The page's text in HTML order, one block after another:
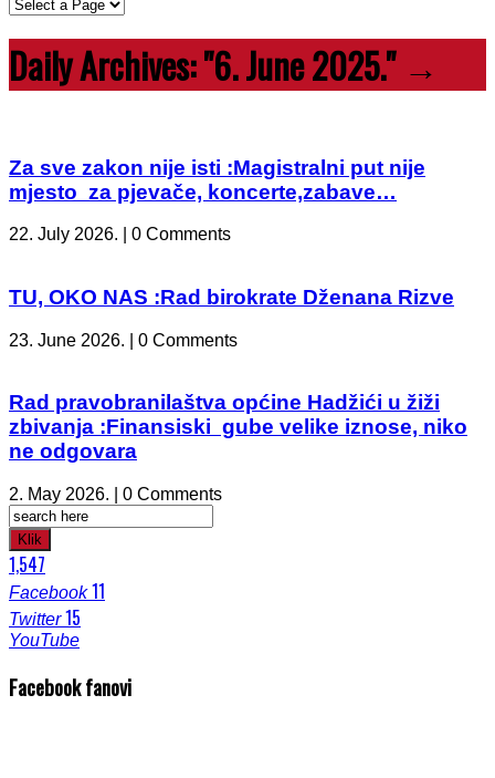
Daily Archives:"6. June 2025."→
Za sve zakon nije isti :Magistralni put nije
mjesto za pjevače, koncerte,zabave…
22. July 2026. | 0 Comments
TU, OKO NAS :Rad birokrate Dženana Rizve
23. June 2026. | 0 Comments
Rad pravobranilaštva općine Hadžići u žiži
zbivanja :Finansiski gube velike iznose, niko
ne odgovara
2. May 2026. | 0 Comments
Klik
1,547
Facebook 11
Twitter 15
YouTube
Facebook fanovi